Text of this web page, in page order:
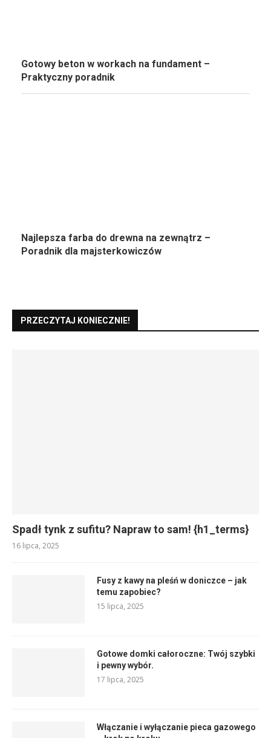
Gotowy beton w workach na fundament –
Praktyczny poradnik
Najlepsza farba do drewna na zewnątrz –
Poradnik dla majsterkowiczów
PRZECZYTAJ KONIECZNIE!
Spadł tynk z sufitu? Napraw to sam! {h1_terms}
16 lipca, 2025
Fusy z kawy na pleśń w doniczce – jak
temu zapobiec?
15 lipca, 2025
Gotowe domki całoroczne: Twój szybki
i pewny wybór.
17 lipca, 2025
Włączanie i wyłączanie pieca gazowego